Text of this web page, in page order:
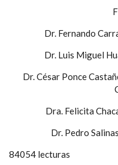
Dr. Fernando
Dr. Luis Miguel
Dr. César Ponce
Dra. Felicita
Dr. Pedro
84054 lecturas